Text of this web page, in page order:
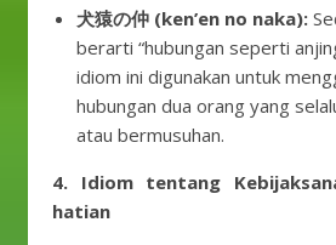
犬猿の仲 (ken’en no naka):
berarti “hubungan seperti
idiom ini digunakan untuk
hubungan dua orang yang
atau bermusuhan.
4. Idiom tentang
hatian